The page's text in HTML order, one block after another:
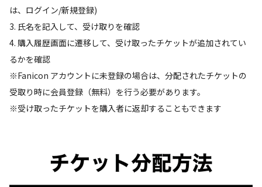
は、ログイン/新規登録)
3. 氏名を記入して、受け取りを確認
4. 購入履歴画面に遷移して、受け取ったチケットが追加されてい
るかを確認
※Fanicon アカウントに未登録の場合は、分配されたチケットの
受取り時に会員登録（無料）を行う必要があります。
※受け取ったチケットを購入者に返却することもできます